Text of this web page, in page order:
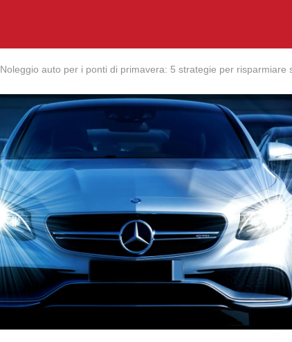
Noleggio auto per i ponti di primavera: 5 strategie per risparmiare